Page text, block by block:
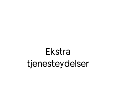
Ekstra
tjenesteydelser